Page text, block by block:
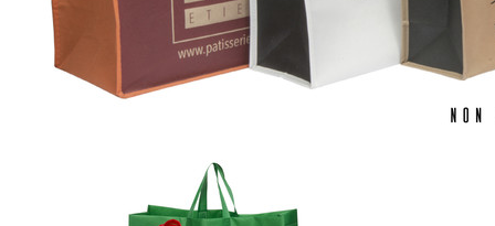
Nieuw 2026
Catalogus: Lente/Pasen 2026